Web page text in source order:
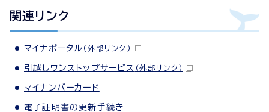
関連リンク
マイナポータル （外部リンク）
引越しワンストップサービス （外部リンク）
マイナンバーカード
電子証明書の更新手続き